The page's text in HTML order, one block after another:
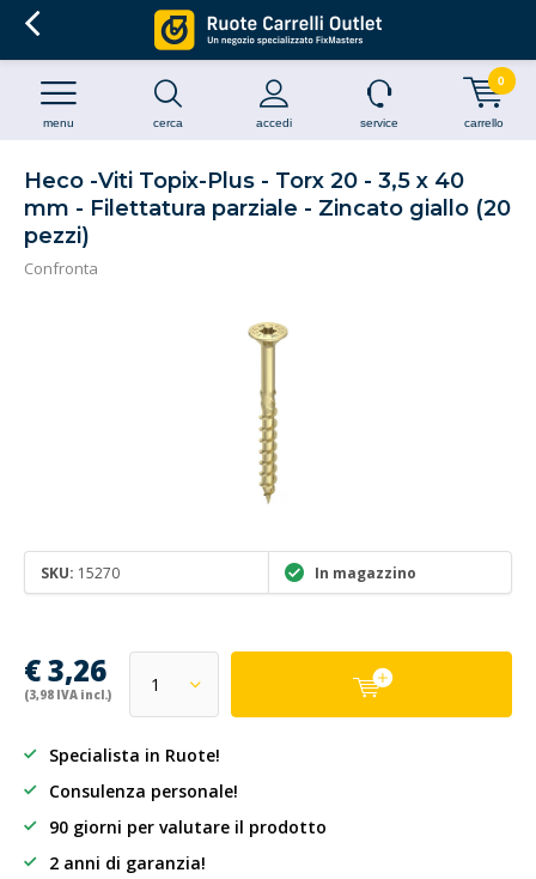
cerca accedi
menu service carrello
0
Heco -Viti Topix-Plus - Torx 20 - 3,5 x 40
mm - Filettatura parziale - Zincato giallo (20
pezzi)
Confronta
SKU: 15270 In magazzino
€ 3,26
(3,98 IVA incl.)
Specialista in Ruote!
Consulenza personale!
90 giorni per valutare il prodotto
2 anni di garanzia!